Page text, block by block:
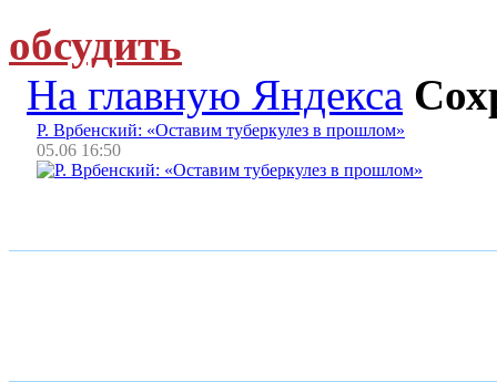
обсудить
На главную Яндекса
Р. Врбенский: «Оставим туберкулез в прошлом»
05.06 16:50